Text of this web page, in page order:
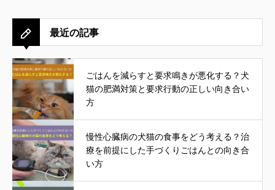
最近の記事
ごはんを減らすと要求鳴きが悪化する？犬
猫の肥満対策と要求行動の正しい向き合い
方
慢性心臓病の犬猫の食事をどう考える？治
療を前提にした手づくりごはんとの向き合
い方